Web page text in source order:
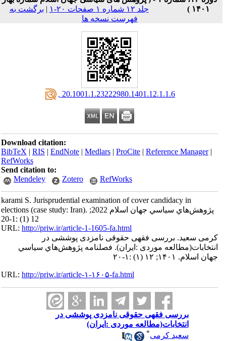
۱۴۰۱ )
جلد ۱۲ شماره ۱ صفحات ۲۰-۱ | برگشت به
فهرست نسخه ها
‎ 20.1001.1.23222980.1401.12.1.1.6
Download citation:
BibTeX|RIS|EndNote|Medlars|ProCite|Reference Manager
RefWorks
Send citation to:
Mendeley
Zotero RefWorks
karami S. Jurisprudential examination of cover candidacy in
elections (case study: Iran). پژوهش‌هاي سياسي جهان اسلام 2022;
12 (1) :1-20
URL:http://priw.ir/article-1-1605-fa.html
کرمی سعید. بررسی فقهی حقوقی نامزدی پوششی در
انتخابات(مطالعه موردی :ایران). فصلنامه پژوهش‌هاي سياسي
جهان اسلام. ۱۴۰۱; ۱۲ (۱) :۱-۲۰
URL:http://priw.ir/article-۱-۱۶۰۵-fa.html
بررسی فقهی حقوقی نامزدی پوششی در
انتخابات(مطالعه موردی :ایران)
سعید کرمی